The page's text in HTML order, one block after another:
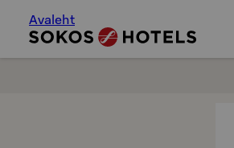
Avaleht